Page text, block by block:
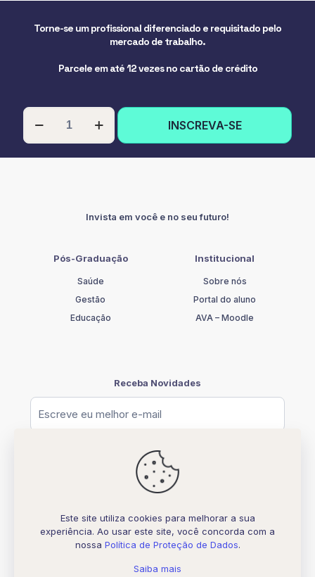
Torne-se um profissional diferenciado e requisitado pelo
mercado de trabalho.
Parcele em até 12 vezes no cartão de crédito
PÓS-
GRADUAÇÃO
EM
INSCREVA-SE
Invista em você e no seu futuro!
Pós-Graduação
Saúde
Gestão
Educação
Institucional
Sobre nós
Portal do aluno
AVA – Moodle
Receba Novidades
© [2026] UNIFATELOS - CNPJ 37.117.877.0001-77
Todos os direitos Reservados
Este site utiliza cookies para melhorar a sua
experiência. Ao usar este site, você concorda com a
nossa Política de Proteção de Dados.
Saiba mais